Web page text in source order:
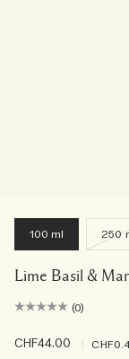
100 ml 250
Lime Basil &
(0)
CHF44.00